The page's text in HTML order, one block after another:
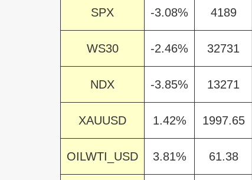
SPX -3.08% 4189
WS30 -2.46% 32731
NDX -3.85% 13271
XAUUSD 1.42% 1997.65
OILWTI_USD 3.81% 61.38